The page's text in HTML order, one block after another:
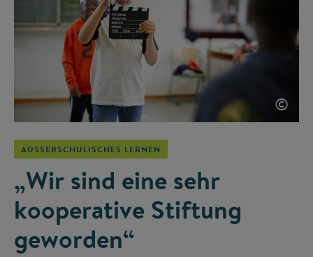
©
AUSSERSCHULISCHES LERNEN
„Wir sind eine sehr
kooperative Stiftung
geworden“